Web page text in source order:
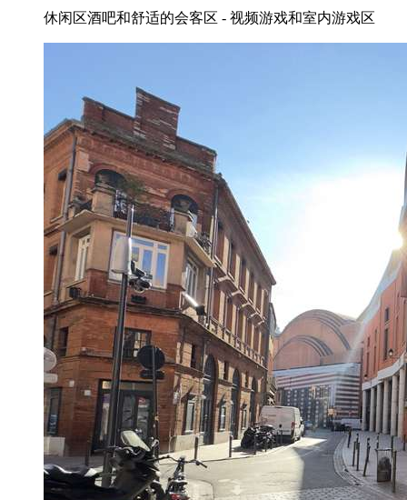
休闲区酒吧和舒适的会客区 - 视频游戏和室内游戏区